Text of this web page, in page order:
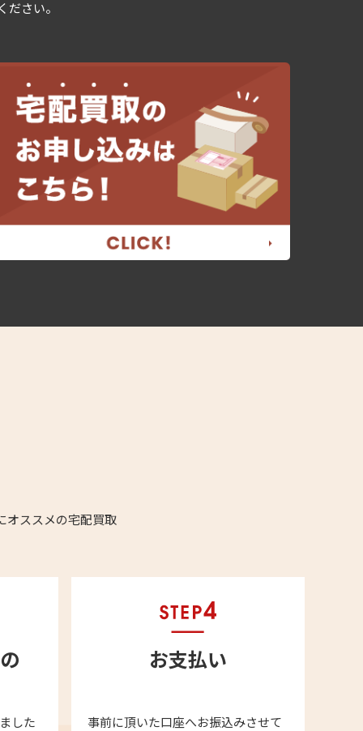
さい。
オススメの宅配買取
した
お支払い
事前に頂いた口座へお振込みさせて